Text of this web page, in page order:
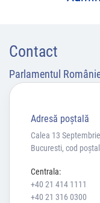
Contact
Parlamentul
Adresă poştală
Calea 13
Bucuresti, cod
Centrala:
+40 21 414 1111
+40 21 316 0300